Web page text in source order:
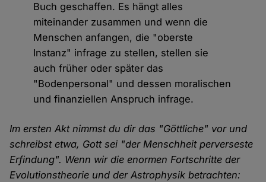
Buch geschaffen. Es hängt alles
miteinander zusammen und wenn die
Menschen anfangen, die "oberste
Instanz" infrage zu stellen, stellen sie
auch früher oder später das
"Bodenpersonal" und dessen moralischen
und finanziellen Anspruch infrage.
Im ersten Akt nimmst du dir das "Göttliche" vor und
schreibst etwa, Gott sei "der Menschheit perverseste
Erfindung". Wenn wir die enormen Fortschritte der
Evolutionstheorie und der Astrophysik betrachten: